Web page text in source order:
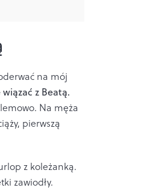
na mój
z Beatą.
Na męża
pierwszą
z koleżanką.
zawiodły.